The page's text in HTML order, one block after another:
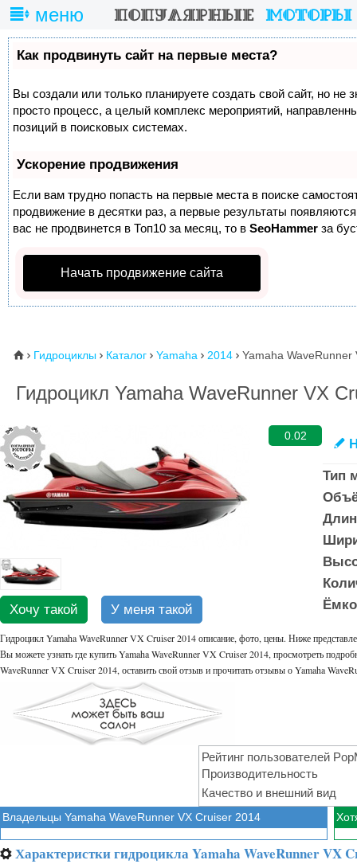
меню
Как продвинуть сайт на первые места?
Вы создали или только планируете создать свой сайт, но не
просто процесс, а целый комплекс мероприятий,
позиций в поисковых системах.
Ускорение продвижения
Если вам трудно попасть на первые места в поиске
продвижение в десятки раз, а первые результаты
вас не продвинется в Топ10 за месяц, то в SeoHammer за
Начать продвижение сайта
⌂  Гидроциклы  Каталог  Yamaha  2014  Yamaha WaveRunner
Гидроцикл Yamaha WaveRunner VX
Хочу такой У меня такой
0.02
✎
Тип
Гидроцикл Yamaha WaveRunner VX Cruiser 2014 описание, фото, цены. Ниже
Вы можете узнать где купить Yamaha WaveRunner VX Cruiser 2014, просмотреть
WaveRunner VX Cruiser 2014, оставить свой отзыв и прочитать отзывы о Yamaha
Рейтинг пользователей
Производительность
Качество и внешний вид
Владельцы Yamaha WaveRunner VX Cruiser 2014
⚙ Характеристки гидроцикла Yamaha WaveRunner VX